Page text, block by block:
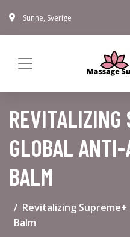
Sunne, Sverige
REVITALIZING
GLOBAL
BALM
Revitalizing
Balm